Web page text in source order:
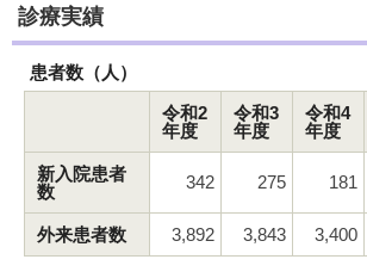
診療実績
患者数（人）
令和2
年度
令和3
年度
令和4
年度
新入院患者
数
342 275 181
外来患者数 3,892 3,843 3,400